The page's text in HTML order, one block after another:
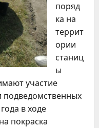
поряд
ка на
террит
ории
станиц
ы
участие
подведомственных
в ходе
покраска